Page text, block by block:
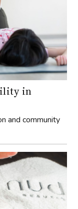
in
and community